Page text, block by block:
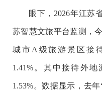
眼下，2026年江苏
苏智慧文旅平台监测，
城市A级旅游景区接
1.41%。其中接待外地
1.53%。数据显示，去